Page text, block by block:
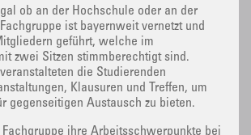
ob an der Hochschule oder an der
ist bayernweit vernetzt und
geführt, welche im
zwei Sitzen stimmberechtigt sind.
die Studierenden
Klausuren und Treffen, um
gegenseitigen Austausch zu bieten.
ihre Arbeitsschwerpunkte bei